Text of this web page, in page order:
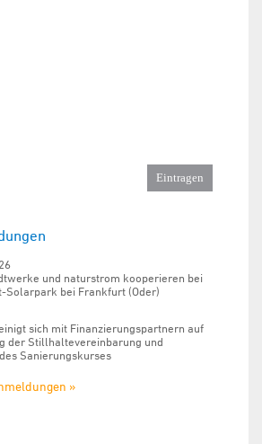
und naturstrom kooperieren bei
Solarpark bei Frankfurt (Oder)
sich mit Finanzierungspartnern auf
der Stillhaltevereinbarung und
Sanierungskurses
»